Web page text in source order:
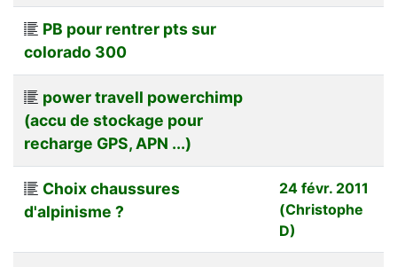
PB pour rentrer pts sur
colorado 300
power travell powerchimp
(accu de stockage pour
recharge GPS, APN ...)
Choix chaussures
d'alpinisme ?
24 févr. 2011
(Christophe
D)